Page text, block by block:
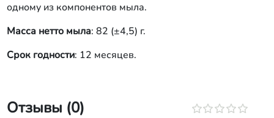
одному из компонентов мыла.
Масса нетто мыла: 82 (±4,5) г.
Срок годности: 12 месяцев.
Отзывы (0)